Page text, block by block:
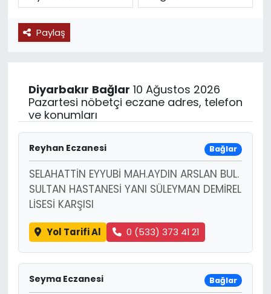
Paylaş
Diyarbakır Bağlar 10 Ağustos 2026
Pazartesi nöbetçi eczane adres, telefon
ve konumları
Reyhan Eczanesi Bağlar
SELAHATTİN EYYUBİ MAH.AYDIN ARSLAN BUL.
SULTAN HASTANESİ YANI SÜLEYMAN DEMİREL
LİSESİ KARŞISI
Yol Tarifi Al 0 (533) 373 41 21
Seyma Eczanesi Bağlar
SPOR